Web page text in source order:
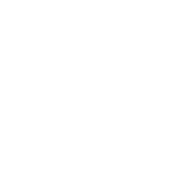
des Vereinsregisters ist
Freiburg, Mannheim,
konzentriert.
Registergericht finden Sie
unter „Angelegenheit“ die
auswählen
oder Postleitzahl des Sitzes
der Registergerichte lassen